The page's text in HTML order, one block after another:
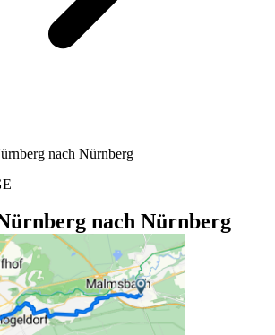
nach Nürnberg
nach Nürnberg